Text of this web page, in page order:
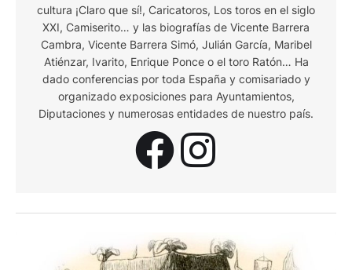
cultura ¡Claro que sí!, Caricatoros, Los toros en el siglo
XXI, Camiserito… y las biografías de Vicente Barrera
Cambra, Vicente Barrera Simó, Julián García, Maribel
Atiénzar, Ivarito, Enrique Ponce o el toro Ratón… Ha
dado conferencias por toda España y comisariado y
organizado exposiciones para Ayuntamientos,
Diputaciones y numerosas entidades de nuestro país.